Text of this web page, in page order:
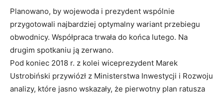
Planowano, by wojewoda i prezydent wspólnie
przygotowali najbardziej optymalny wariant przebiegu
obwodnicy. Współpraca trwała do końca lutego. Na
drugim spotkaniu ją zerwano.
Pod koniec 2018 r. z kolei wiceprezydent Marek
Ustrobiński przywiózł z Ministerstwa Inwestycji i Rozwoju
analizy, które jasno wskazały, że pierwotny plan ratusza